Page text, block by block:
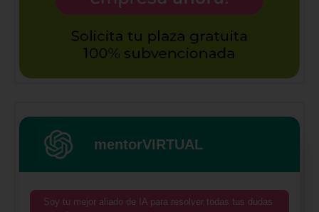
mentorVIRTUAL
Soy tu mejor aliado de IA para resolver todas tus dudas